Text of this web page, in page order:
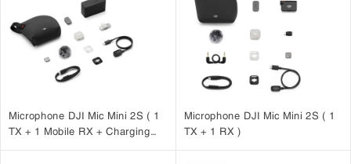
Microphone DJI Mic Mini 2S ( 1
TX + 1 Mobile RX + Charging
Microphone DJI Mic Mini 2S ( 1
TX + 1 RX )